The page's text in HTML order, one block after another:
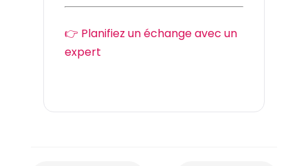
👉 Planifiez un échange avec un
expert